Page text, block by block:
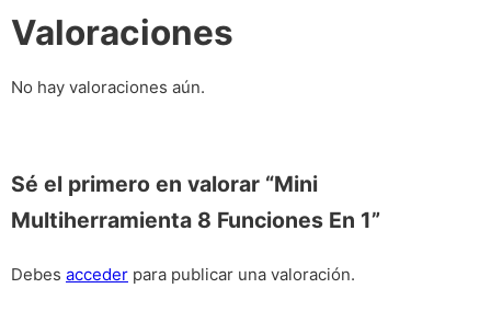
Valoraciones
No hay valoraciones aún.
Sé el primero en valorar “Mini
Multiherramienta 8 Funciones En 1”
Debes acceder para publicar una valoración.